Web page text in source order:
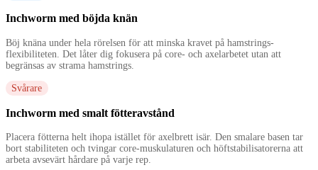
Inchworm med böjda knän
Böj knäna under hela rörelsen för att minska kravet på hamstrings-
flexibiliteten. Det låter dig fokusera på core- och axelarbetet utan att
begränsas av strama hamstrings.
Svårare
Inchworm med smalt fötteravstånd
Placera fötterna helt ihopa istället för axelbrett isär. Den smalare basen tar
bort stabiliteten och tvingar core-muskulaturen och höftstabilisatorerna att
arbeta avsevärt hårdare på varje rep.